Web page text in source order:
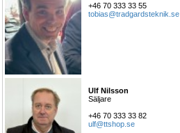
+46 70 333 33 55
tobias@tradgardsteknik.se
Ulf Nilsson
Säljare
+46 70 333 33 82
ulf@ttshop.se